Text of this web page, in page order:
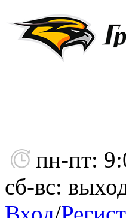
пн-пт:
сб-вс: